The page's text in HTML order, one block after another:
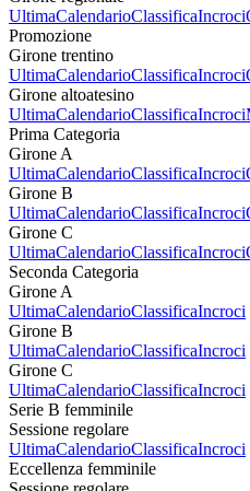
UltimaCalendarioClassificaIncroci
Promozione
Girone trentino
UltimaCalendarioClassificaIncroci
Girone altoatesino
UltimaCalendarioClassificaIncroci
Prima Categoria
Girone A
UltimaCalendarioClassificaIncroci
Girone B
UltimaCalendarioClassificaIncroci
Girone C
UltimaCalendarioClassificaIncroci
Seconda Categoria
Girone A
UltimaCalendarioClassificaIncroci
Girone B
UltimaCalendarioClassificaIncroci
Girone C
UltimaCalendarioClassificaIncroci
Serie B femminile
Sessione regolare
UltimaCalendarioClassificaIncroci
Eccellenza femminile